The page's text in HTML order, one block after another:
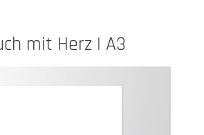
mit Herz | A3